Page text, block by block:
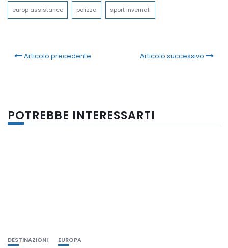
europ assistance polizza sport invernali
Articolo precedente Articolo successivo
POTREBBE INTERESSARTI
DESTINAZIONI EUROPA